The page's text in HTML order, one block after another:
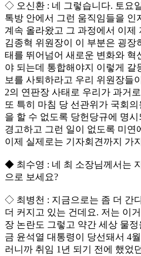
◇ 오신환 : 네 그렇습니다. 토요
톡방 안에서 그런 움직임들을 인
계속 올라왔고 그 과정에서 이제
김종혁 위원장이 이 부분은 굉장
태를 뛰어넘어 새로운 변화와 혁
야 되는데 통합해야지 이렇게 갈
보를 사퇴하라고 우리 위원장들
2의 연판장 사태로 우리가 과거
또 특히 마침 당 선관위가 국회
을 할 수 없도록 당헌당규에 명
경고하고 그런 일이 없도록 미연
이제 실제로는 기자회견까지 가
◆ 최수영 : 네 최 소장님께서는
으로 보세요?
◇ 최병천 : 지금으로는 좀 더 간
더 커지고 있는 건데요. 저는 이
장 논란도 그렇고 약간 세상 물
금 윤석열 대통령이 당선돼서 4
러니까 취임 1년 되기 전에 했었